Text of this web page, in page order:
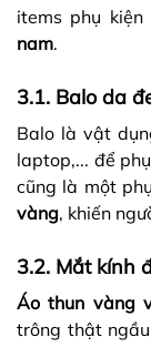
items phụ
nam.
3.1. Balo da
Balo là vật
laptop,... để
cũng là một
vàng, khiến
3.2. Mắt kính
Áo thun vàng
trông thật